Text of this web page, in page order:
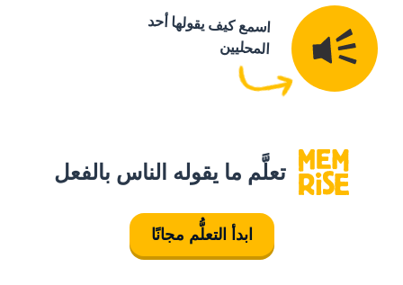
اسمع كيف يقولها أحد
المحليين
تعلَّم ما يقوله الناس بالفعل
ابدأ التعلُّم مجانًا